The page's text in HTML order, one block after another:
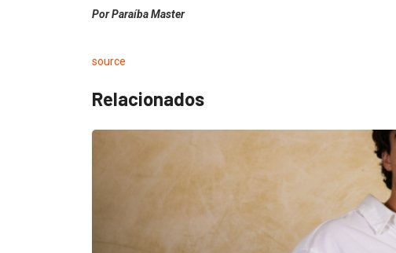
Por Paraíba Master
source
Relacionados